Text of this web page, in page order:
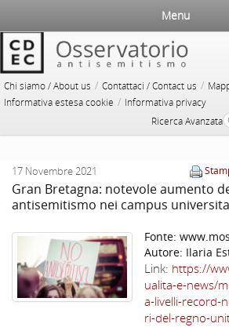
Chi siamo / About us / Contattaci / Contact us /
Informativa estesa cookie / Informativa privacy
Ricerca Avanzata
Menu
17 Novembre 2021
Gran Bretagna: notevole aumento
antisemitismo nei campus
Fonte:
Autore: Ilaria
Link: https://
ualita-e-news/
a-livelli-record-
ri-del-regno-